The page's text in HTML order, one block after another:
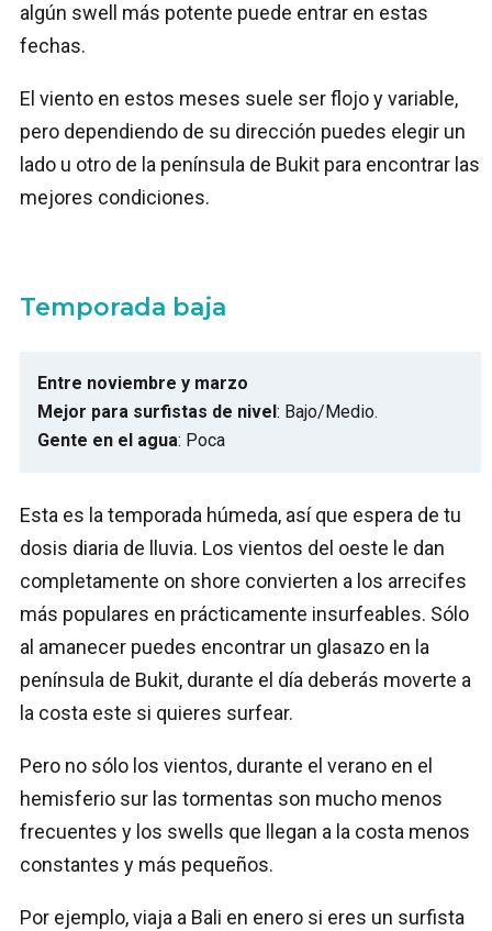
algún swell más potente puede entrar en estas
fechas.
El viento en estos meses suele ser flojo y variable,
pero dependiendo de su dirección puedes elegir un
lado u otro de la península de Bukit para encontrar las
mejores condiciones.
Temporada baja
Entre noviembre y marzo
Mejor para surfistas de nivel : Bajo/Medio.
Gente en el agua: Poca
Esta es la temporada húmeda, así que espera de tu
dosis diaria de lluvia. Los vientos del oeste le dan
completamente on shore convierten a los arrecifes
más populares en prácticamente insurfeables. Sólo
al amanecer puedes encontrar un glasazo en la
península de Bukit, durante el día deberás moverte a
la costa este si quieres surfear.
Pero no sólo los vientos, durante el verano en el
hemisferio sur las tormentas son mucho menos
frecuentes y los swells que llegan a la costa menos
constantes y más pequeños.
Por ejemplo, viaja a Bali en enero si eres un surfista